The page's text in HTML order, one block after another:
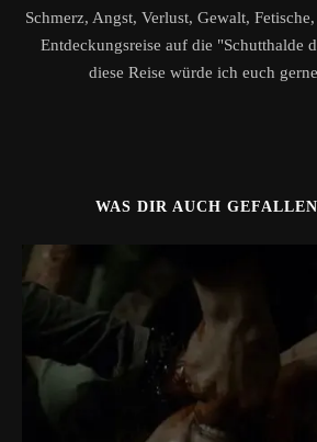
Schmerz, Angst, Verlust, Gewalt,
Entdeckungsreise auf die "Schutthalde
diese Reise würde ich euch
WAS DIR AUCH